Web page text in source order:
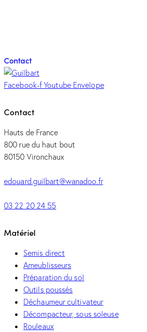
Contact
Facebook-f Youtube Envelope
Contact
Hauts de France
800 rue du haut bout
80150 Vironchaux
edouard.guilbart@wanadoo.fr
03 22 20 24 55
Matériel
Semis direct
Ameublisseurs
Préparation du sol
Outils poussés
Déchaumeur cultivateur
Décompacteur, sous soleuse
Rouleaux